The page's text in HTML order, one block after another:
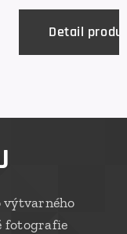
Detail
výtvarného
fotografie